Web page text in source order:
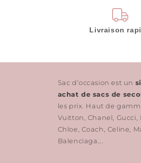
Livraison
Sac d’occasion est un
achat de sacs de
les prix. Haut de
Vuitton, Chanel, Gucci,
Chloe, Coach, Celine,
Balenciaga….